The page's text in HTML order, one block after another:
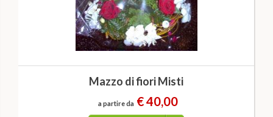
Mazzo di fiori Misti
a partire da € 40,00